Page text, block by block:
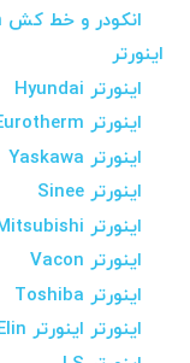
انکودر و خط کش Heidenhain
اینورتر
اینورتر Hyundai
اینورتر Eurotherm
اینورتر Yaskawa
اینورتر Sinee
اینورتر Mitsubishi
اینورتر Vacon
اینورتر Toshiba
اینورتر اینورتر Elin